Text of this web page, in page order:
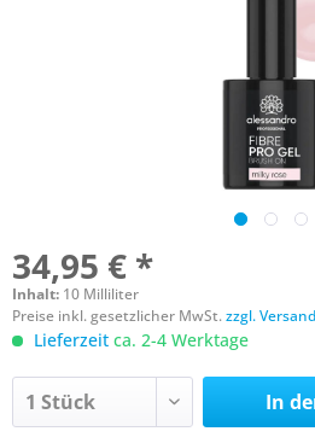
34,95 € *
Inhalt: 10 Milliliter
Preise inkl. gesetzlicher MwSt.zzgl.
Lieferzeit ca. 2-4 Werktage
In